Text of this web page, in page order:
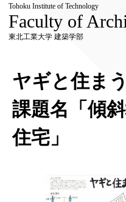
Tohoku Institute of Technology
Faculty of
東北工業大学 建築学部
ヤギと住ま
課題名「傾
住宅」